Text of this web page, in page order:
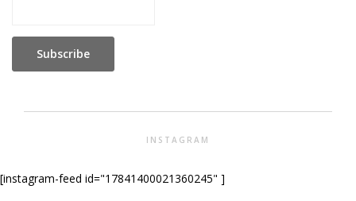
INSTAGRAM
[instagram-feed id="17841400021360245" ]